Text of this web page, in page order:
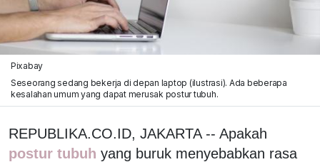
Pixabay
Seseorang sedang bekerja di depan laptop (ilustrasi). Ada beberapa
kesalahan umum yang dapat merusak postur tubuh.
REPUBLIKA.CO.ID, JAKARTA -- Apakah
postur tubuh yang buruk menyebabkan rasa